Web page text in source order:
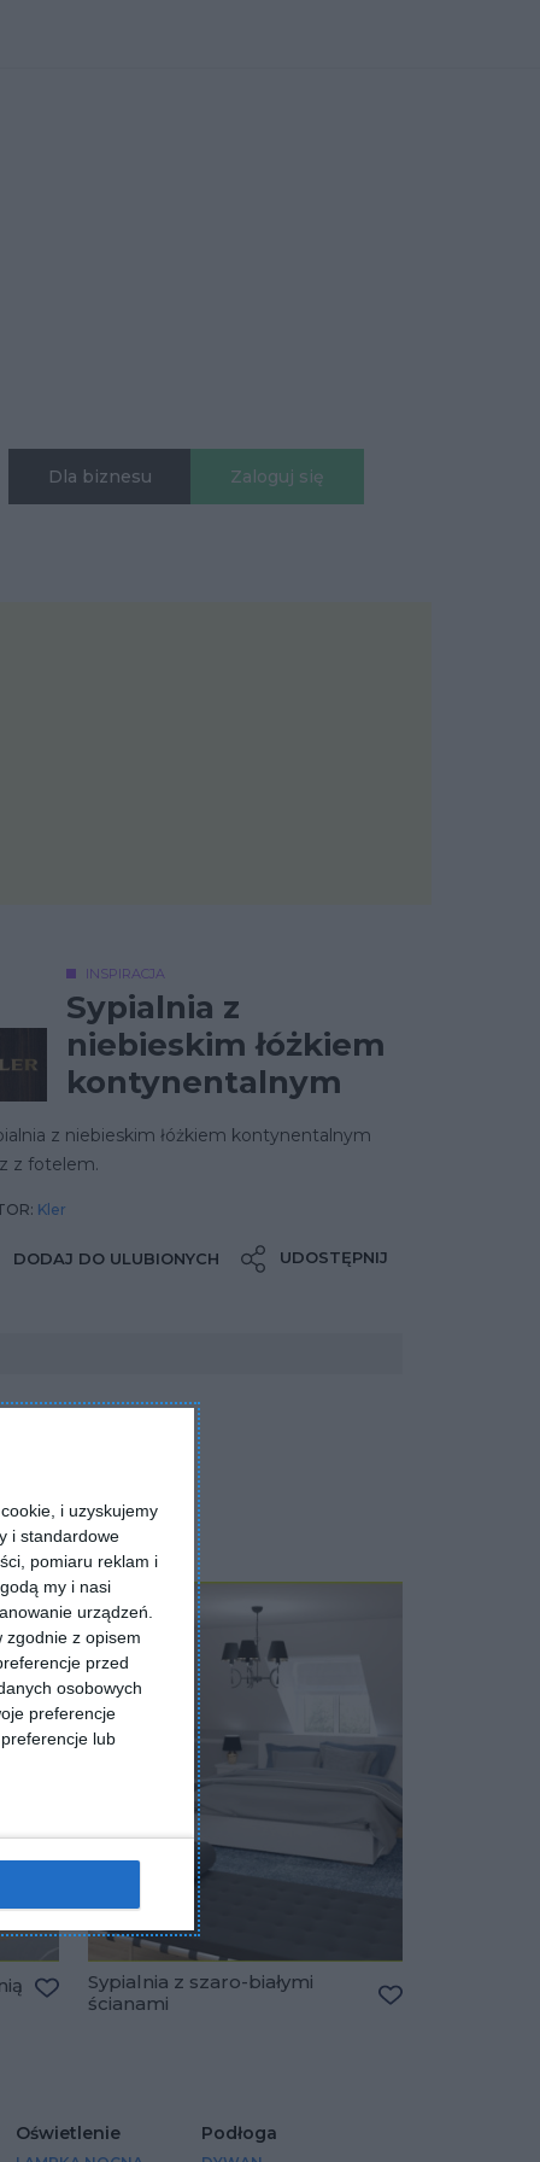
i uzyskujemy
i standardowe
pomiaru reklam i
my i nasi
urządzeń.
zgodnie z opisem
przed
osobowych
preferencje
lub
Dla biznesu Zaloguj się
INSPIRACJA
Sypialnia z
niebieskim łóżkiem
kontynentalnym
z niebieskim łóżkiem kontynentalnym
z fotelem.
Kler
DODAJ DO ULUBIONYCH UDOSTĘPNIJ
Dodaj do ulubionych
Sypialnia z szaro-białymi
ścianami
Oświetlenie Podłoga